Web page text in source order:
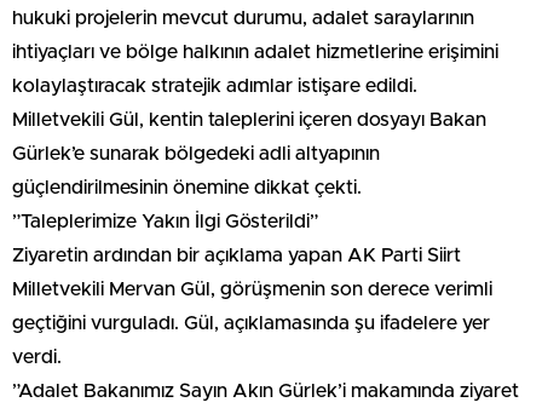
hukuki projelerin mevcut durumu, adalet saraylarının
ihtiyaçları ve bölge halkının adalet hizmetlerine erişimini
kolaylaştıracak stratejik adımlar istişare edildi.
Milletvekili Gül, kentin taleplerini içeren dosyayı Bakan
Gürlek’e sunarak bölgedeki adli altyapının
güçlendirilmesinin önemine dikkat çekti.
​”Taleplerimize Yakın İlgi Gösterildi”
​Ziyaretin ardından bir açıklama yapan AK Parti Siirt
Milletvekili Mervan Gül, görüşmenin son derece verimli
geçtiğini vurguladı. Gül, açıklamasında şu ifadelere yer
verdi.
​”Adalet Bakanımız Sayın Akın Gürlek’i makamında ziyaret